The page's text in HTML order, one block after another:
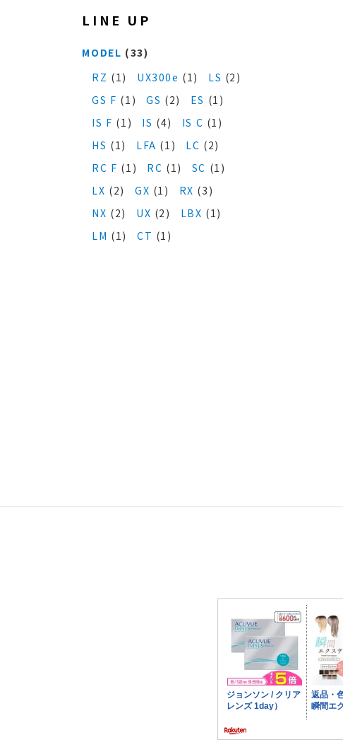
LINE UP
MODEL (33)
RZ (1) UX300e (1) LS (2)
GS F (1) GS (2) ES (1)
IS F (1) IS (4) IS C (1)
HS (1) LFA (1) LC (2)
RC F (1) RC (1) SC (1)
LX (2) GX (1) RX (3)
NX (2) UX (2) LBX (1)
LM (1) CT (1)